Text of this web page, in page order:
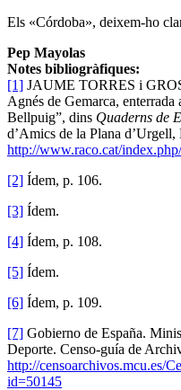
Els «Córdoba», deixem-ho
Pep Mayolas
Notes bibliogràfiques:
[1] JAUME TORRES i
Agnés de Gemarca,
Bellpuig”, dins Quaderns de
d’Amics de la Plana
http://www.raco.cat/
[2] Ídem, p. 106.
[3] Ídem.
[4] Ídem, p. 108.
[5] Ídem.
[6] Ídem, p. 109.
[7] Gobierno de España.
Deporte. Censo-guía de
http://censoarchivos.mcu.es/
id=50145